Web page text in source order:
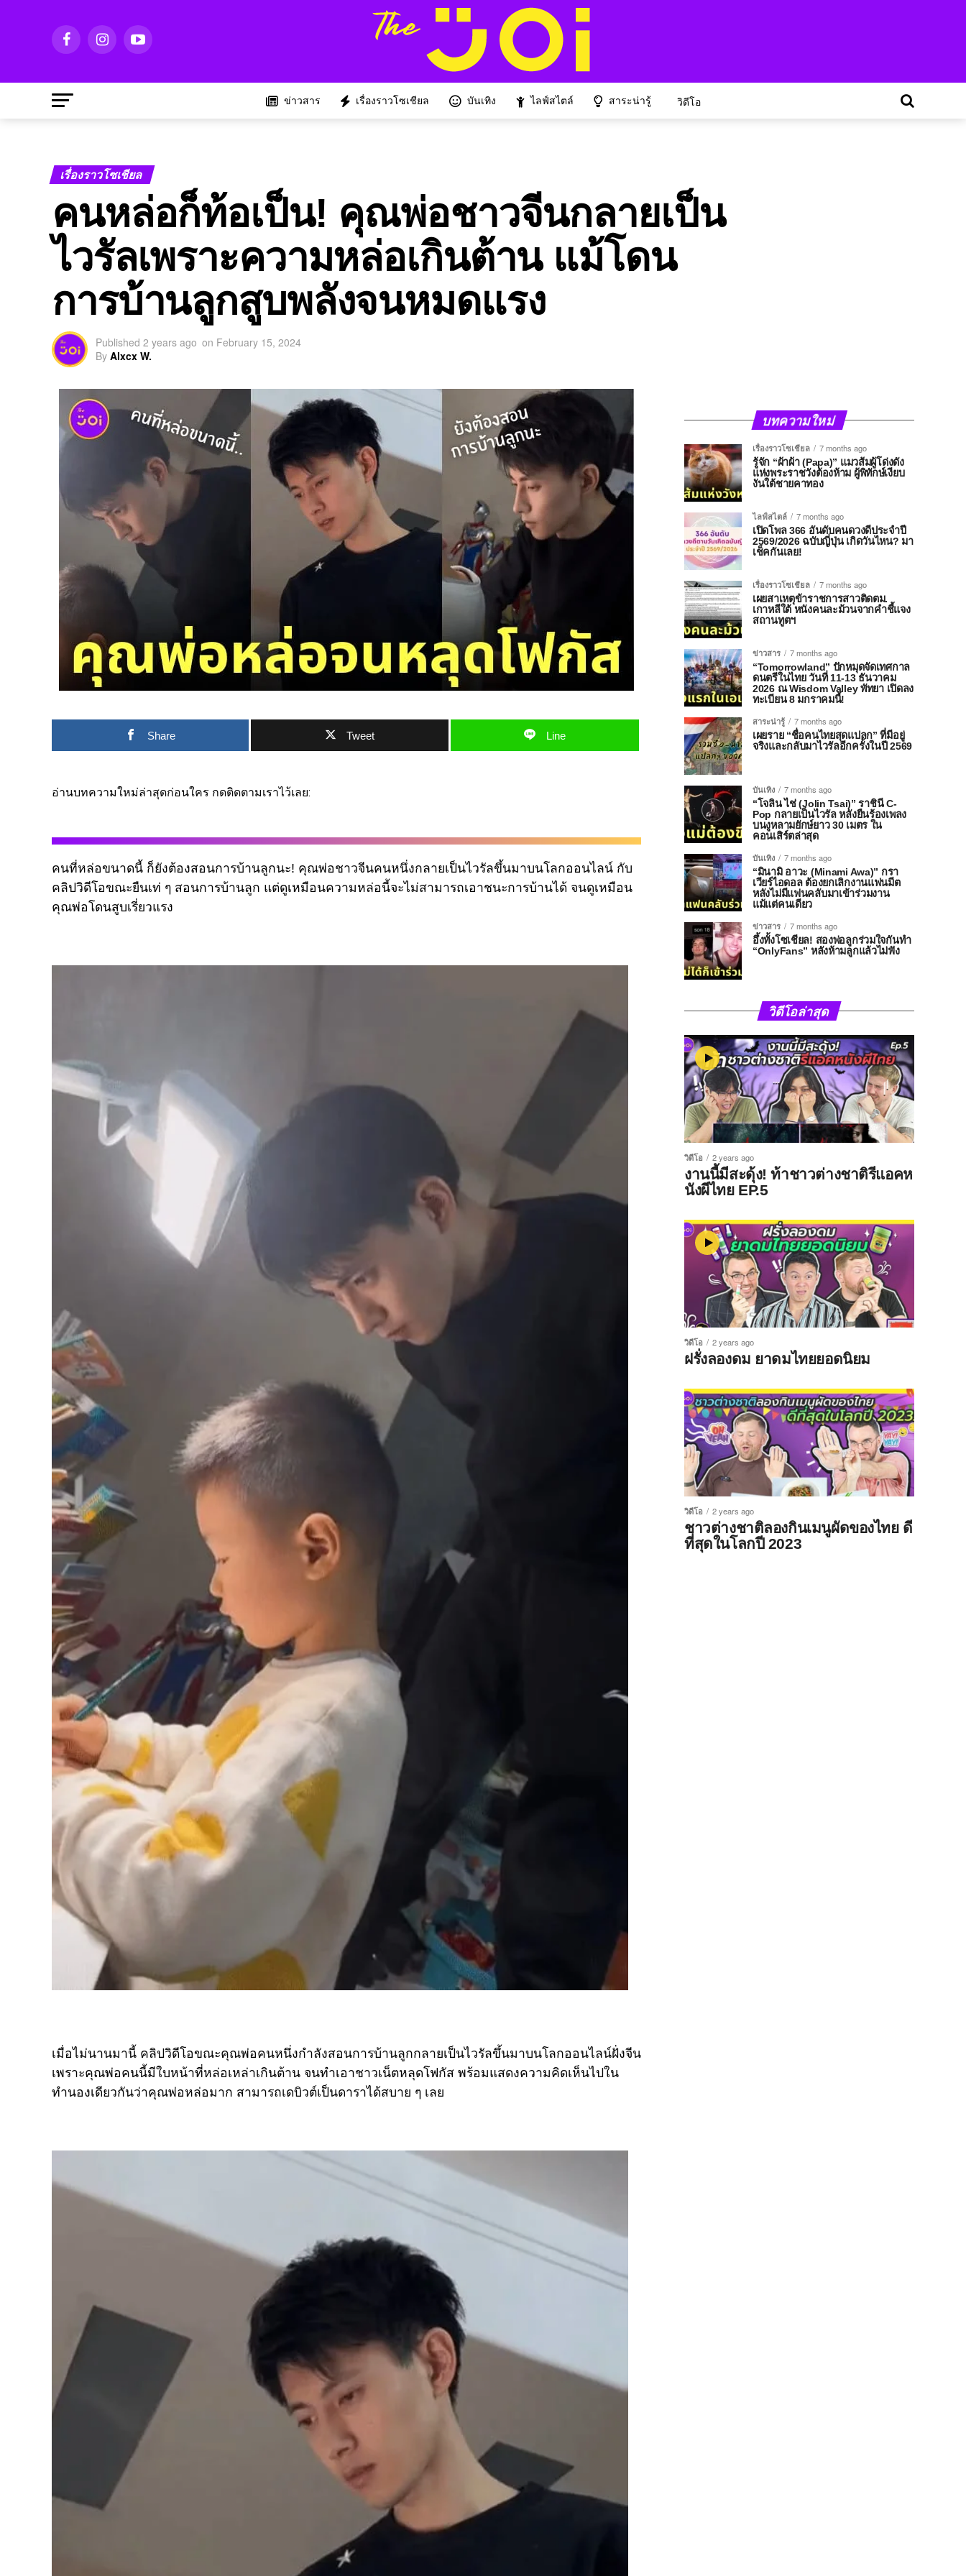
ข่าวสาร เรื่องราวโซเชียล บันเทิง ไลฟ์สไตล์ สาระน่ารู้ วิดีโอ
เรื่องราวโซเชียล
คนหล่อก็ท้อเป็น! คุณพ่อชาวจีนกลายเป็น
ไวรัลเพราะความหล่อเกินต้าน แม้โดน
การบ้านลูกสูบพลังจนหมดแรง
Published 2 years ago on February 15, 2024
By Alxcx W.
Share Tweet Line
อ่านบทความใหม่ล่าสุดก่อนใคร กดติดตามเราไว้เลย:
คนที่หล่อขนาดนี้ ก็ยังต้องสอนการบ้านลูกนะ! คุณพ่อชาวจีนคนหนึ่งกลายเป็นไวรัลขึ้นมาบนโลกออนไลน์ กับ
คลิปวิดีโอขณะยืนเท่ ๆ สอนการบ้านลูก แต่ดูเหมือนความหล่อนี้จะไม่สามารถเอาชนะการบ้านได้ จนดูเหมือน
คุณพ่อโดนสูบเรี่ยวแรง
เมื่อไม่นานมานี้ คลิปวิดีโอขณะคุณพ่อคนหนึ่งกำลังสอนการบ้านลูกกลายเป็นไวรัลขึ้นมาบนโลกออนไลน์ฝั่งจีน
เพราะคุณพ่อคนนี้มีใบหน้าที่หล่อเหล่าเกินต้าน จนทำเอาชาวเน็ตหลุดโฟกัส พร้อมแสดงความคิดเห็นไปใน
ทำนองเดียวกันว่าคุณพ่อหล่อมาก สามารถเดบิวต์เป็นดาราได้สบาย ๆ เลย
บทความใหม่
เรื่องราวโซเชียล
7 months ago
รู้จัก “ผ้าผ้า (Papa)” แมวส้มผู้โด่งดัง
แห่งพระราชวังต้องห้าม ผู้พิทักษ์เงียบ
งันใต้ชายคาทอง
ไลฟ์สไตล์
7 months ago
เปิดโพล 366 อันดับคนดวงดีประจำปี
2569/2026 ฉบับญี่ปุ่น เกิดวันไหน? มา
เช็คกันเลย!
เรื่องราวโซเชียล
7 months ago
เผยสาเหตุข้าราชการสาวติดตม.
เกาหลีใต้ หนังคนละม้วนจากคำชี้แจง
สถานทูตฯ
ข่าวสาร
7 months ago
“Tomorrowland” ปักหมุดจัดเทศกาล
ดนตรีในไทย วันที่ 11-13 ธันวาคม
2026 ณ Wisdom Valley พัทยา เปิดลง
ทะเบียน 8 มกราคมนี้!
สาระน่ารู้
7 months ago
เผยราย “ชื่อคนไทยสุดแปลก” ที่มีอยู่
จริงและกลับมาไวรัลอีกครั้งในปี 2569
บันเทิง
7 months ago
“โจลิน ไช่ (Jolin Tsai)” ราชินี C-
Pop กลายเป็นไวรัล หลังยืนร้องเพลง
บนงูหลามยักษ์ยาว 30 เมตร ใน
คอนเสิร์ตล่าสุด
บันเทิง
7 months ago
“มินามิ อาวะ (Minami Awa)” กรา
เวียร์ไอดอล ต้องยกเลิกงานแฟนมีต
หลังไม่มีแฟนคลับมาเข้าร่วมงาน
แม้แต่คนเดียว
ข่าวสาร
7 months ago
อึ้งทั้งโซเชียล! สองพ่อลูกร่วมใจกันทำ
“OnlyFans” หลังห้ามลูกแล้วไม่ฟัง
วิดีโอล่าสุด
วิดีโอ 2 years ago
งานนี้มีสะดุ้ง! ท้าชาวต่างชาติรีแอคห
นังผีไทย EP.5
วิดีโอ 2 years ago
ฝรั่งลองดม ยาดมไทยยอดนิยม
วิดีโอ 2 years ago
ชาวต่างชาติลองกินเมนูผัดของไทย ดี
ที่สุดในโลกปี 2023